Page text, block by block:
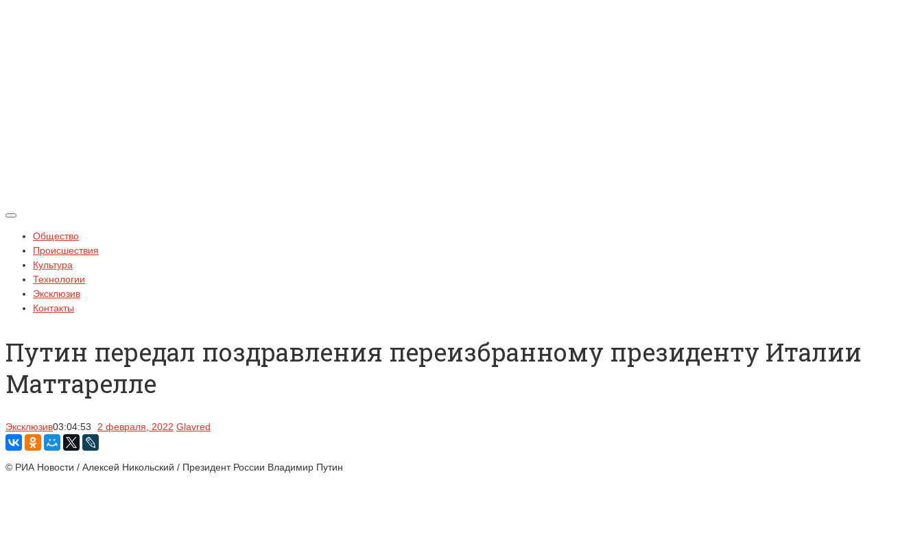
Общество
Происшествия
Культура
Технологии
Эксклюзив
Контакты
Путин передал поздравления переизбранному президенту Италии
Маттарелле
Эксклюзив03:04:53 2 февраля, 2022 Glavred
© РИА Новости / Алексей Никольский / Президент России Владимир Путин